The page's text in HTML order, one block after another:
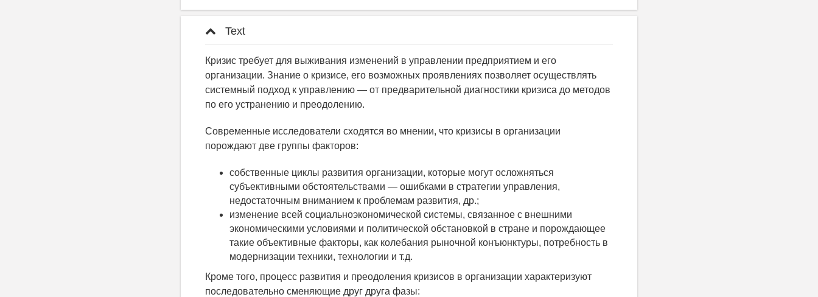
Text
Кризис требует для выживания изменений в управлении предприятием и его
организации. Знание о кризисе, его возможных проявлениях позволяет осуществлять
системный подход к управлению — от предварительной диагностики кризиса до методов
по его устранению и преодолению.
Современные исследователи сходятся во мнении, что кризисы в организации
порождают две группы факторов:
собственные циклы развития организации, которые могут осложняться
субъективными обстоятельствами — ошибками в стратегии управления,
недостаточным вниманием к проблемам развития, др.;
изменение всей социальноэкономической системы, связанное с внешними
экономическими условиями и политической обстановкой в стране и порождающее
такие объективные факторы, как колебания рыночной конъюнктуры, потребность в
модернизации техники, технологии и т.д.
Кроме того, процесс развития и преодоления кризисов в организации характеризуют
последовательно сменяющие друг друга фазы: